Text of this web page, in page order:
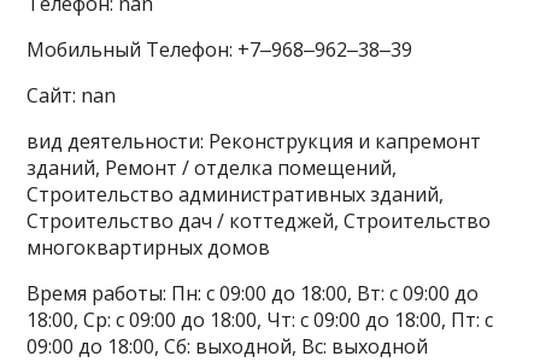
Мобильный Телефон: +7‒968‒962‒38‒39
Сайт: nan
вид деятельности: Реконструкция и капремонт
зданий, Ремонт / отделка помещений,
Строительство административных зданий,
Строительство дач / коттеджей, Строительство
многоквартирных домов
Время работы: Пн: с 09:00 до 18:00, Вт: с 09:00 до
18:00, Ср: с 09:00 до 18:00, Чт: с 09:00 до 18:00, Пт: с
09:00 до 18:00, Сб: выходной, Вс: выходной